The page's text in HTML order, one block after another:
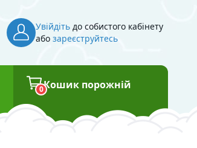
Увійдітьдо собистого кабінету
або зареєструйтесь
0Кошик порожній